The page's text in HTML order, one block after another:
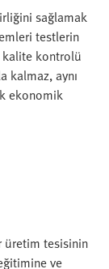
sağlamak
testlerin
kalite kontrolü
kalmaz, aynı
ekonomik
üretim tesisinin
ve